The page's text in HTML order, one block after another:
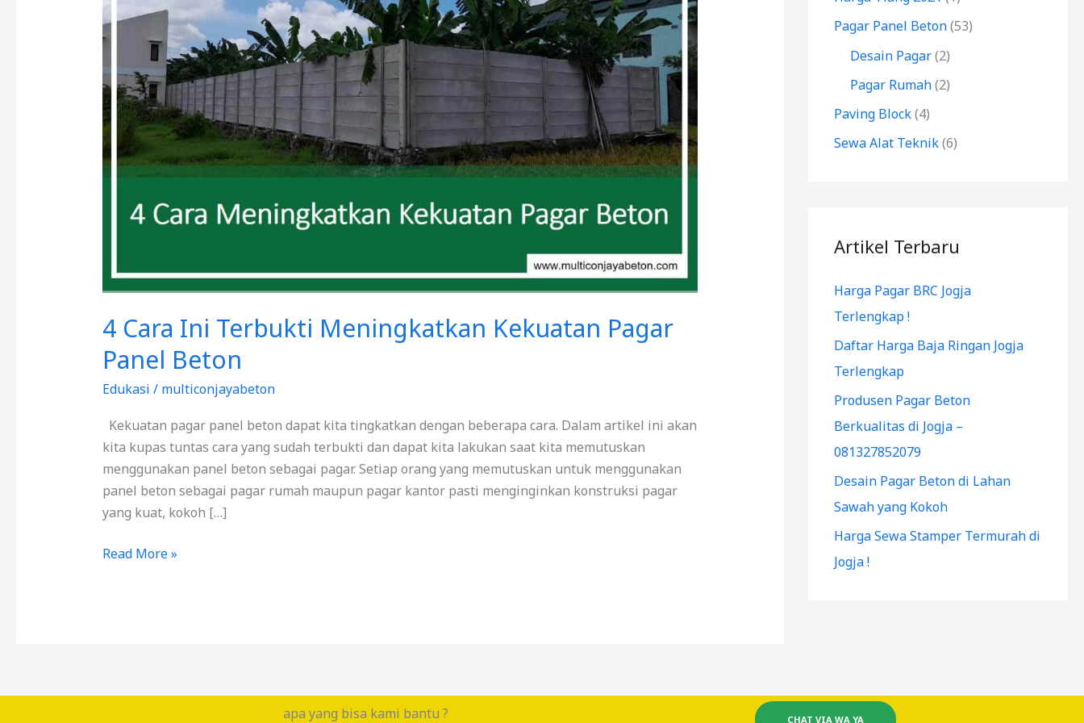
4 Cara Ini Terbukti Meningkatkan Kekuatan Pagar
Panel Beton
Edukasi / multiconjayabeton
Kekuatan pagar panel beton dapat kita tingkatkan dengan beberapa cara. Dalam artikel ini akan
kita kupas tuntas cara yang sudah terbukti dan dapat kita lakukan saat kita memutuskan
menggunakan panel beton sebagai pagar. Setiap orang yang memutuskan untuk menggunakan
panel beton sebagai pagar rumah maupun pagar kantor pasti menginginkan konstruksi pagar
yang kuat, kokoh […]
Terbukti
Meningkatkan
Kekuatan
Pagar
Panel
Beton
Read More »
k
Pagar Panel Beton(53)
Desain Pagar(2)
Pagar Rumah(2)
Paving Block(4)
Sewa Alat Teknik(6)
Artikel Terbaru
Harga Pagar BRC Jogja
Terlengkap !
Daftar Harga Baja Ringan Jogja
Terlengkap
Produsen Pagar Beton
Berkualitas di Jogja –
081327852079
Desain Pagar Beton di Lahan
Sawah yang Kokoh
Harga Sewa Stamper Termurah di
Jogja !
apa yang bisa kami bantu ? CHAT VIA WA YA